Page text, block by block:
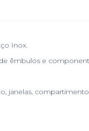
Inox.
êmbulos e
janelas,